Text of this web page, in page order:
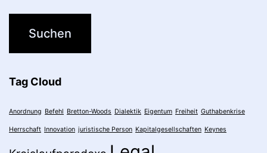
Tag Cloud
Anordnung Befehl Bretton-Woods Dialektik Eigentum Freiheit Guthabenkrise
Herrschaft Innovation juristische Person Kapitalgesellschaften Keynes